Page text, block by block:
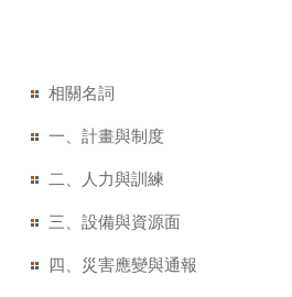
相關名詞
一、計畫與制度
二、人力與訓練
三、設備與資源面
四、災害應變與通報